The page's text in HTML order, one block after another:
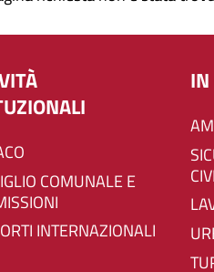
INTERNAZIONALI
SICUREZZA E PROTEZIONE